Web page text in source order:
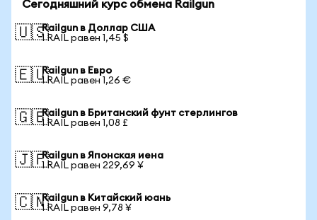
Сегодняшний курс обмена Railgun
🇺🇸Railgun в Доллар США
1 RAIL равен 1,45 $
🇪🇺Railgun в Евро
1 RAIL равен 1,26 €
🇬🇧Railgun в Британский фунт стерлингов
1 RAIL равен 1,08 £
🇯🇵Railgun в Японская иена
1 RAIL равен 229,69 ¥
🇨🇳Railgun в Китайский юань
1 RAIL равен 9,78 ¥